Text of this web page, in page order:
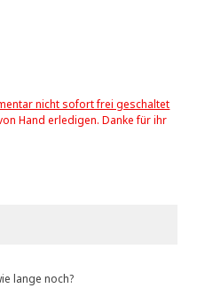
nicht sofort frei geschaltet
Hand erledigen. Danke für ihr
lange noch?